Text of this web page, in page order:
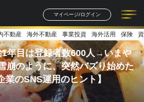
マイページ/ログイン
記事一覧 連載一覧
著者一覧 書籍一覧
不動産 海外不動産 事業投資 海外活用 保険
年目は登録者数600人→いまや
崩のように、突然バズり始めた
のSNS運用のヒント】